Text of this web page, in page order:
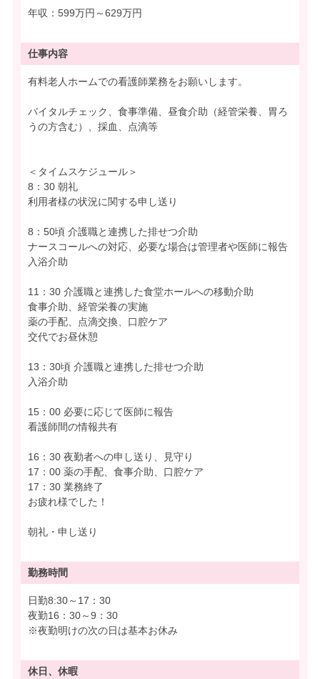
年収：599万円～629万円
仕事内容
有料老人ホームでの看護師業務をお願いします。
バイタルチェック、食事準備、昼食介助（経管栄養、胃ろ
うの方含む）、採血、点滴等
＜タイムスケジュール＞
8：30 朝礼
利用者様の状況に関する申し送り
8：50頃 介護職と連携した排せつ介助
ナースコールへの対応、必要な場合は管理者や医師に報告
入浴介助
11：30 介護職と連携した食堂ホールへの移動介助
食事介助、経管栄養の実施
薬の手配、点滴交換、口腔ケア
交代でお昼休憩
13：30頃 介護職と連携した排せつ介助
入浴介助
15：00 必要に応じて医師に報告
看護師間の情報共有
16：30 夜勤者への申し送り、見守り
17：00 薬の手配、食事介助、口腔ケア
17：30 業務終了
お疲れ様でした！
朝礼・申し送り
勤務時間
日勤8:30～17：30
夜勤16：30～9：30
※夜勤明けの次の日は基本お休み
休日、休暇